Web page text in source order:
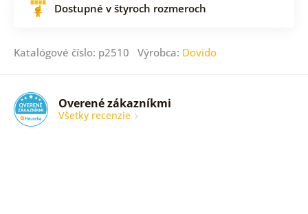
Dostupné v štyroch rozmeroch
Katalógové číslo: p2510 Výrobca: Dovido
Overené zákazníkmi
Všetky recenzie